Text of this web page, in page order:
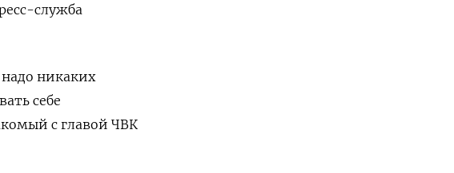
служба
никаких
себе
с главой ЧВК